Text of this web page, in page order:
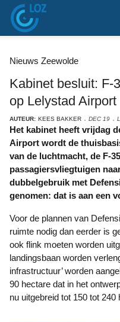
Nieuws Zeewolde
Kabinet besluit: F-
op Lelystad Airport
AUTEUR: KEES BAKKER DEC 19
Het kabinet heeft vrijdag de knoop doorgehakt: Lelystad
Airport wordt de
van de luchtmacht, de F-
passagiersvliegtuigen
dubbelgebruik met
genomen: dat is aan een
Voor de plannen van Defensie op Lelystad Airport is fors meer
ruimte nodig dan eerder is
ook flink moeten worden
landingsbaan worden
infrastructuur’ worden
90 hectare dat in het
nu uitgebreid tot 150 tot 240